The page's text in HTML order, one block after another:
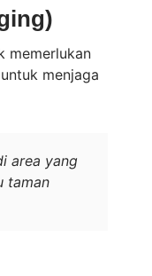
memerlukan
menjaga
area yang
taman